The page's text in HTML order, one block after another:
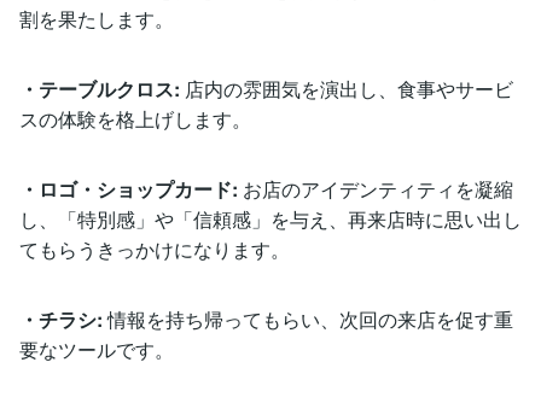
割を果たします。
・テーブルクロス: 店内の雰囲気を演出し、食事やサービ
スの体験を格上げします。
・ロゴ・ショップカード: お店のアイデンティティを凝縮
し、「特別感」や「信頼感」を与え、再来店時に思い出し
てもらうきっかけになります。
・チラシ:情報を持ち帰ってもらい、次回の来店を促す重
要なツールです。